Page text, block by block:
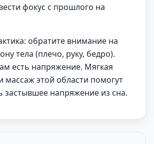
фокус с прошлого на
обратите внимание на
тела (плечо, руку, бедро).
есть напряжение. Мягкая
массаж этой области помогут
застывшее напряжение из сна.